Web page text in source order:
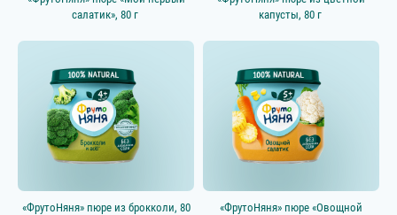
салатик», 80 г
капусты, 80 г
«ФрутоНяня» пюре из брокколи, 80
«ФрутоНяня» пюре «Овощной